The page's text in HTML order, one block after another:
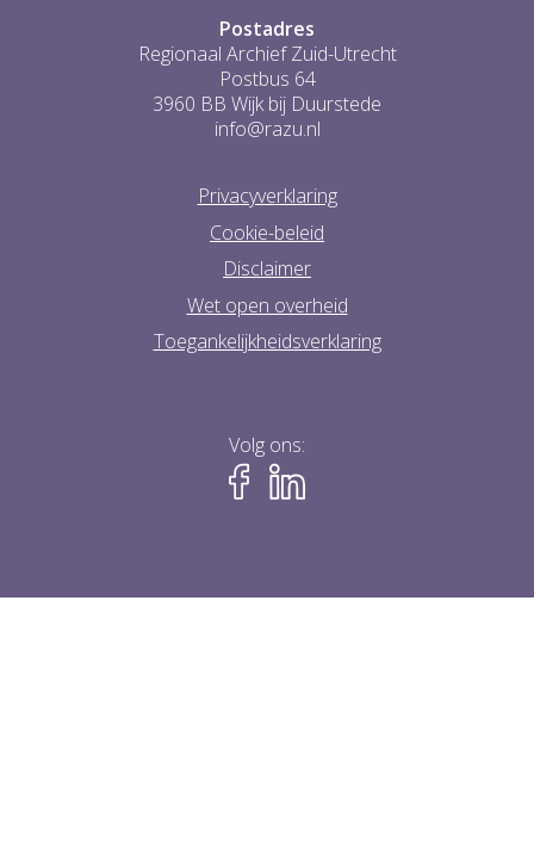
Postadres
Regionaal Archief Zuid-Utrecht
Postbus 64
3960 BB Wijk bij Duurstede
info@razu.nl
Privacyverklaring
Cookie-beleid
Disclaimer
Wet open overheid
Toegankelijkheidsverklaring
Volg ons: